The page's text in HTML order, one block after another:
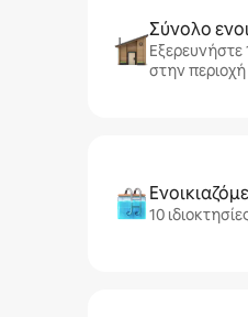
Σύνολο
Εξερευνήστε
στην
10